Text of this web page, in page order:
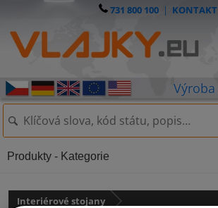
731 800 100 | KONTAKT
Interiérové stojany
Produkty - Kategorie